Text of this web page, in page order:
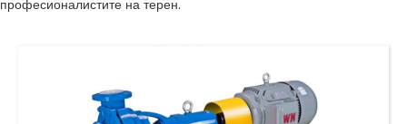
професионалистите на терен.